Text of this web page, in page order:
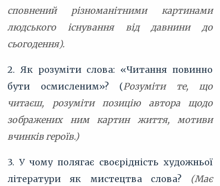
сповнений різноманітними картинами
людського існування від давнини до
сьогодення).
2. Як розуміти слова: «Читання повинно
бути осмисленим»? (Розуміти те, що
читаєш, розуміти позицію автора щодо
зображених ним картин життя, мотиви
вчинків героїв.)
3. У чому полягає своєрідність художньої
літератури як мистецтва слова? (Має